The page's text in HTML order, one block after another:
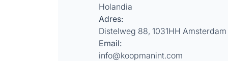
Holandia
Adres:
Distelweg 88, 1031HH Amsterdam
Email:
info@koopmanint.com